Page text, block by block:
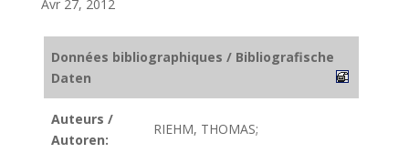
Avr 27, 2012
Données bibliographiques / Bibliografische
Daten
Auteurs /
Autoren:
RIEHM, THOMAS;